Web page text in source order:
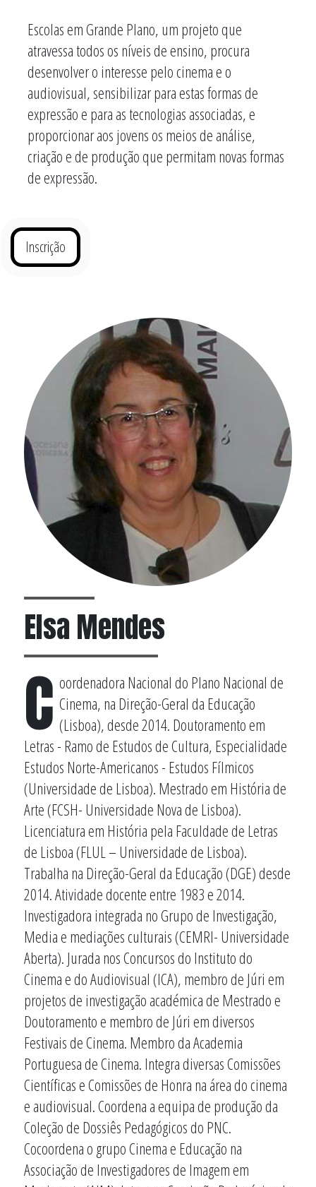
Escolas em Grande Plano, um projeto que
atravessa todos os níveis de ensino, procura
desenvolver o interesse pelo cinema e o
audiovisual, sensibilizar para estas formas de
expressão e para as tecnologias associadas, e
proporcionar aos jovens os meios de análise,
criação e de produção que permitam novas formas
de expressão.
Inscrição
Elsa Mendes
C oordenadora Nacional do Plano Nacional de
Cinema, na Direção-Geral da Educação
(Lisboa), desde 2014. Doutoramento em
Letras - Ramo de Estudos de Cultura, Especialidade
Estudos Norte-Americanos - Estudos Fílmicos
(Universidade de Lisboa). Mestrado em História de
Arte (FCSH- Universidade Nova de Lisboa).
Licenciatura em História pela Faculdade de Letras
de Lisboa (FLUL – Universidade de Lisboa).
Trabalha na Direção-Geral da Educação (DGE) desde
2014. Atividade docente entre 1983 e 2014.
Investigadora integrada no Grupo de Investigação,
Media e mediações culturais (CEMRI- Universidade
Aberta). Jurada nos Concursos do Instituto do
Cinema e do Audiovisual (ICA), membro de Júri em
projetos de investigação académica de Mestrado e
Doutoramento e membro de Júri em diversos
Festivais de Cinema. Membro da Academia
Portuguesa de Cinema. Integra diversas Comissões
Científicas e Comissões de Honra na área do cinema
e audiovisual. Coordena a equipa de produção da
Coleção de Dossiês Pedagógicos do PNC.
Cocoordena o grupo Cinema e Educação na
Associação de Investigadores de Imagem em